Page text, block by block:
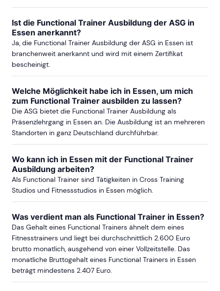
Ist die Functional Trainer Ausbildung der ASG in
Essen anerkannt?
Ja, die Functional Trainer Ausbildung der ASG in Essen ist
branchenweit anerkannt und wird mit einem Zertifikat
bescheinigt.
Welche Möglichkeit habe ich in Essen, um mich
zum Functional Trainer ausbilden zu lassen?
Die ASG bietet die Functional Trainer Ausbildung als
Präsenzlehrgang in Essen an. Die Ausbildung ist an mehreren
Standorten in ganz Deutschland durchführbar.
Wo kann ich in Essen mit der Functional Trainer
Ausbildung arbeiten?
Als Functional Trainer sind Tätigkeiten in Cross Training
Studios und Fitnessstudios in Essen möglich.
Was verdient man als Functional Trainer in Essen?
Das Gehalt eines Functional Trainers ähnelt dem eines
Fitnesstrainers und liegt bei durchschnittlich 2.600 Euro
brutto monatlich, ausgehend von einer Vollzeitstelle. Das
monatliche Bruttogehalt eines Functional Trainers in Essen
beträgt mindestens 2.407 Euro.